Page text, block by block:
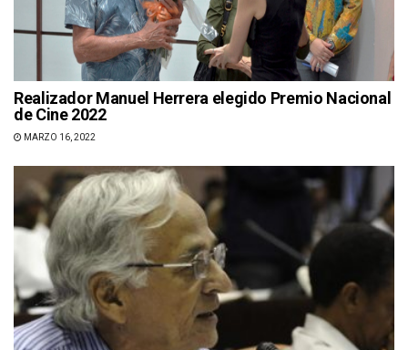
Realizador Manuel Herrera elegido Premio Nacional
de Cine 2022
MARZO 16, 2022